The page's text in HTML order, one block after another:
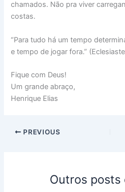
chamados. Não pra viver
costas.
“Para tudo há um tempo
e tempo de jogar fora.”
Fique com Deus!
Um grande abraço,
Henrique Elias
PREVIOUS
Outros posts